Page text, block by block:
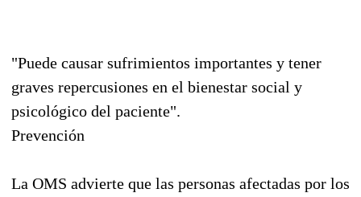
"Puede causar sufrimientos importantes y tener
graves repercusiones en el bienestar social y
psicológico del paciente".
Prevención
La OMS advierte que las personas afectadas por los